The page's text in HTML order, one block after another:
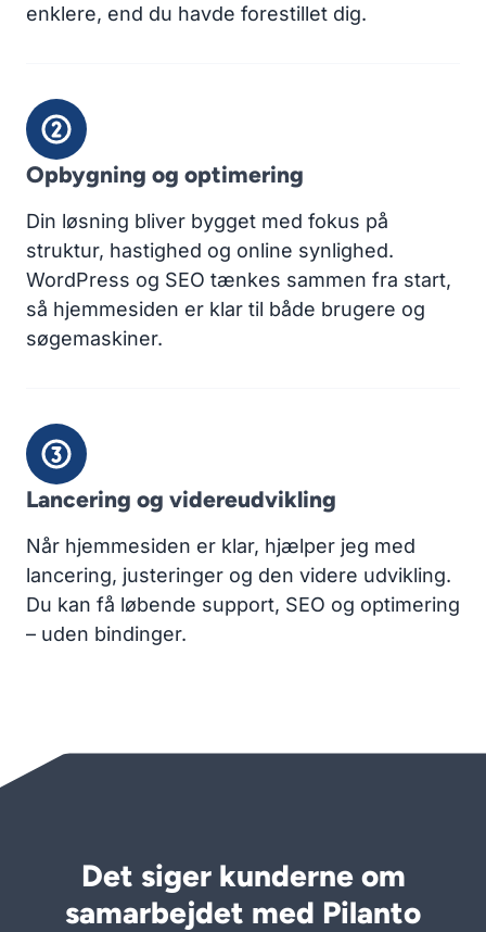
enklere, end du havde forestillet dig.
Opbygning og optimering
Din løsning bliver bygget med fokus på
struktur, hastighed og online synlighed.
WordPress og SEO tænkes sammen fra start,
så hjemmesiden er klar til både brugere og
søgemaskiner.
Lancering og videreudvikling
Når hjemmesiden er klar, hjælper jeg med
lancering, justeringer og den videre udvikling.
Du kan få løbende support, SEO og optimering
– uden bindinger.
Det siger kunderne om
samarbejdet med Pilanto